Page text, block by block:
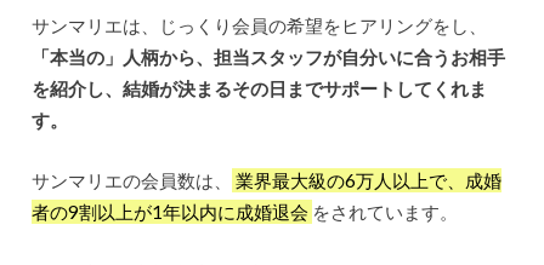
サンマリエは、じっくり会員の希望をヒアリングをし、
「本当の」人柄から、担当スタッフが自分いに合うお相手
を紹介し、結婚が決まるその日までサポートしてくれま
す。
サンマリエの会員数は、
業界最大級の6万人以上で、成婚
者の9割以上が1年以内に成婚退会 をされています。